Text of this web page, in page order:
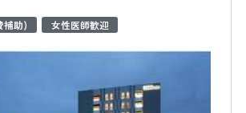
補助) 女性医師歓迎